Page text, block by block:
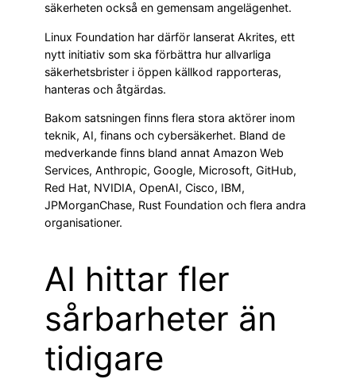
säkerheten också en gemensam angelägenhet.
Linux Foundation har därför lanserat Akrites, ett
nytt initiativ som ska förbättra hur allvarliga
säkerhetsbrister i öppen källkod rapporteras,
hanteras och åtgärdas.
Bakom satsningen finns flera stora aktörer inom
teknik, AI, finans och cybersäkerhet. Bland de
medverkande finns bland annat Amazon Web
Services, Anthropic, Google, Microsoft, GitHub,
Red Hat, NVIDIA, OpenAI, Cisco, IBM,
JPMorganChase, Rust Foundation och flera andra
organisationer.
AI hittar fler
sårbarheter än
tidigare